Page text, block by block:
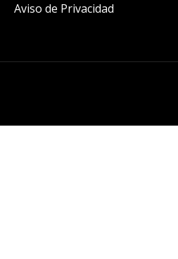
Aviso de Privacidad